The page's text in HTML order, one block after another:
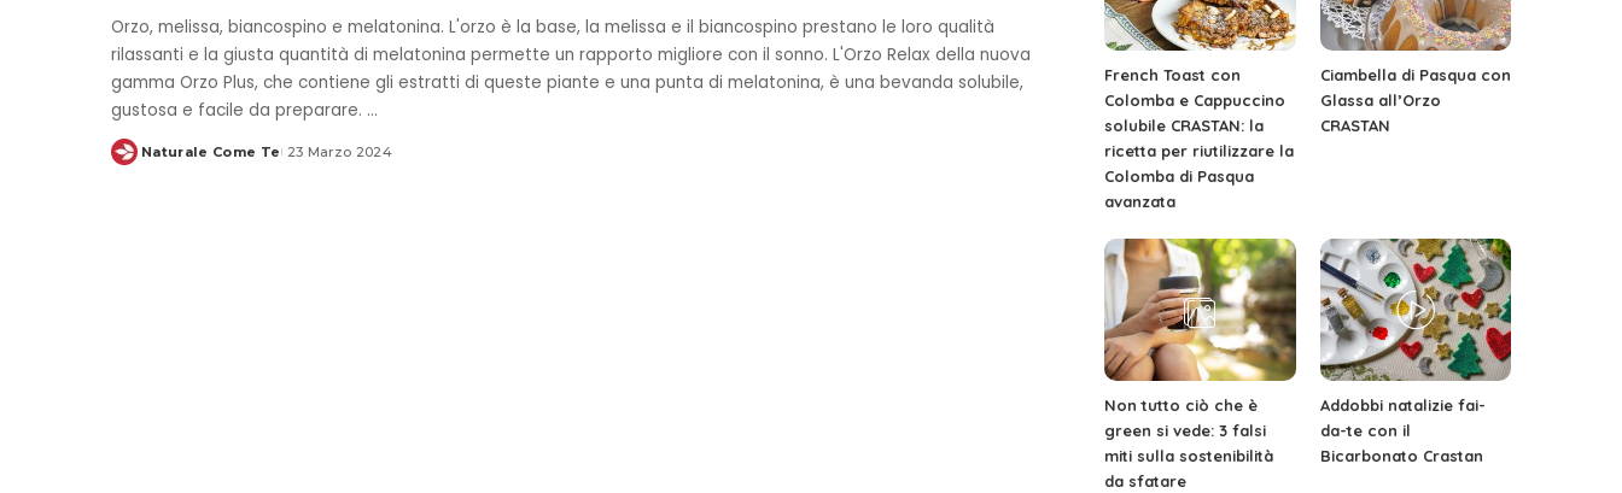
Orzo, melissa, biancospino e melatonina. L'orzo è la base, la melissa e il biancospino prestano le loro qualità
rilassanti e la giusta quantità di melatonina permette un rapporto migliore con il sonno. L'Orzo Relax della nuova
gamma Orzo Plus, che contiene gli estratti di queste piante e una punta di melatonina, è una bevanda solubile,
gustosa e facile da preparare. ...
Posted
Naturale Come Te 23 Marzo 2024
French Toast con
Colomba e Cappuccino
solubile CRASTAN: la
ricetta per riutilizzare la
Colomba di Pasqua
avanzata
Ciambella di Pasqua con
Glassa all’Orzo
CRASTAN
Non tutto ciò che è
green si vede: 3 falsi
miti sulla sostenibilità
da sfatare
Addobbi natalizie fai-
da-te con il
Bicarbonato Crastan